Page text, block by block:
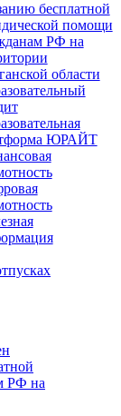
бесплатной
помощи
РФ на
области
ЮРАЙТ
РФ на